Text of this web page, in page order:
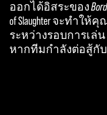
ออกได้อิสระของ
of Slaughter จะทำ
ระหว่างรอบการเล่
หากทีมกำลังต่อสู้กั